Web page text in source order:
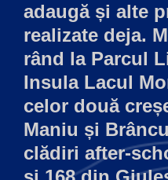
adaugă și alte
realizate deja.
rând la Parcul
Insula Lacul
celor două
Maniu și
clădiri after-